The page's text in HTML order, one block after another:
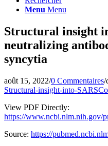
Menu Menu
Structural insight
neutralizing
syncytia
août 15, 2022/0 Commentaires/
Structural-insight-into-
View PDF Directly:
https://www.ncbi.nlm.nih.gov/
Source: https://